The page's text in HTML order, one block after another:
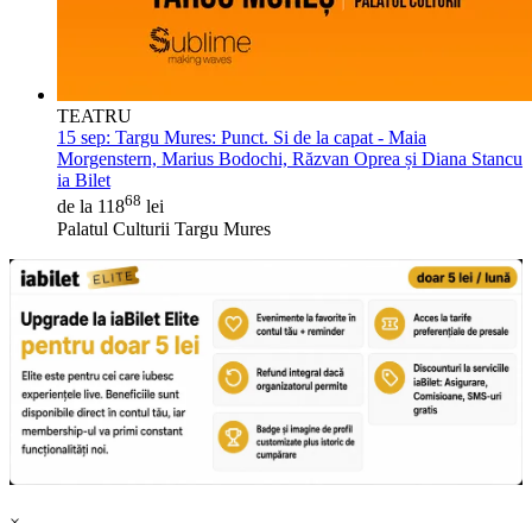
TEATRU
15 sep: Targu Mures: Punct. Si de la capat - Maia
Morgenstern, Marius Bodochi, Răzvan Oprea și Diana Stancu
ia Bilet
de la 11868 lei
Palatul Culturii Targu Mures